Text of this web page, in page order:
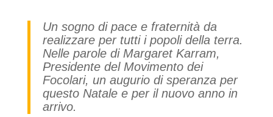
Un sogno di pace e fraternità da
realizzare per tutti i popoli della terra.
Nelle parole di Margaret Karram,
Presidente del Movimento dei
Focolari, un augurio di speranza per
questo Natale e per il nuovo anno in
arrivo.